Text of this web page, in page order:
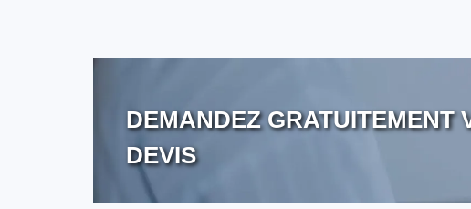
DEMANDEZ GRATUITEMENT
DEVIS